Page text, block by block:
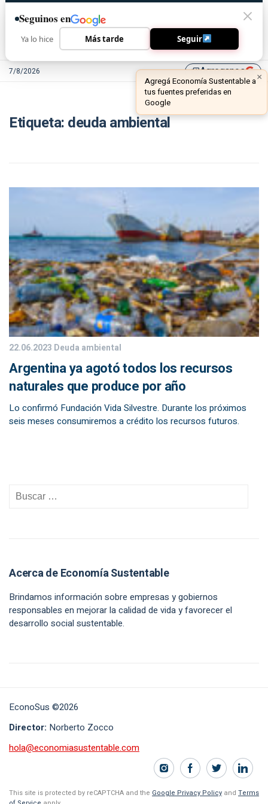
7/8/2026 library_addAgreganos ×
Agregá Economía Sustentable a
tus fuentes preferidas en
Google
Etiqueta: deuda ambiental
22.06.2023 Deuda ambiental
Argentina ya agotó todos los recursos
naturales que produce por año
Lo confirmó Fundación Vida Silvestre. Durante los próximos
seis meses consumiremos a crédito los recursos futuros.
Acerca de Economía Sustentable
Brindamos información sobre empresas y gobiernos
responsables en mejorar la calidad de vida y favorecer el
desarrollo social sustentable.
EconoSus ©2026
Director: Norberto Zocco
hola@economiasustentable.com
This site is protected by reCAPTCHA and the Google Privacy Policy and Terms
Seguinos en
Ya lo hice Más tarde Seguir